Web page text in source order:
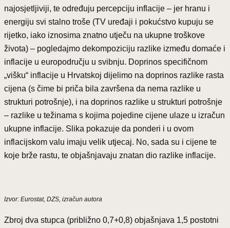
najosjetljiviji, te određuju percepciju inflacije – jer hranu i
energiju svi stalno troše (TV uređaji i pokućstvo kupuju se
rijetko, iako iznosima znatno utječu na ukupne troškove
života) – pogledajmo dekompoziciju razlike između domaće i
inflacije u europodručju u svibnju. Doprinos specifičnom
„višku“ inflacije u Hrvatskoj dijelimo na doprinos razlike rasta
cijena (s čime bi priča bila završena da nema razlike u
strukturi potrošnje), i na doprinos razlike u strukturi potrošnje
– razlike u težinama s kojima pojedine cijene ulaze u izračun
ukupne inflacije. Slika pokazuje da ponderi i u ovom
inflacijskom valu imaju velik utjecaj. No, sada su i cijene te
koje brže rastu, te objašnjavaju znatan dio razlike inflacije.
Izvor: Eurostat, DZS, izračun autora
Zbroj dva stupca (približno 0,7+0,8) objašnjava 1,5 postotni